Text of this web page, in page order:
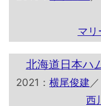
マリ
北海道日本ハ
2021： 横尾俊建 ／
西